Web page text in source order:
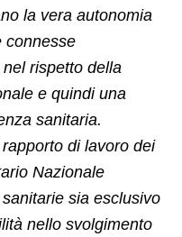
la vera autonomia
connesse
rispetto della
e quindi una
sanitaria.
di lavoro dei
Nazionale
sia esclusivo
nello svolgimento